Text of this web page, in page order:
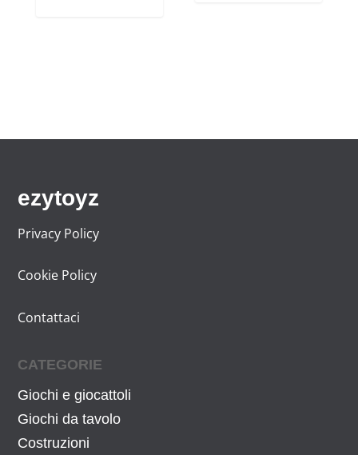
ezytoyz
Privacy Policy
Cookie Policy
Contattaci
CATEGORIE
Giochi e giocattoli
Giochi da tavolo
Costruzioni